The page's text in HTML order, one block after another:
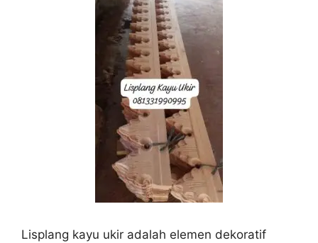
Lisplang kayu ukir adalah elemen dekoratif